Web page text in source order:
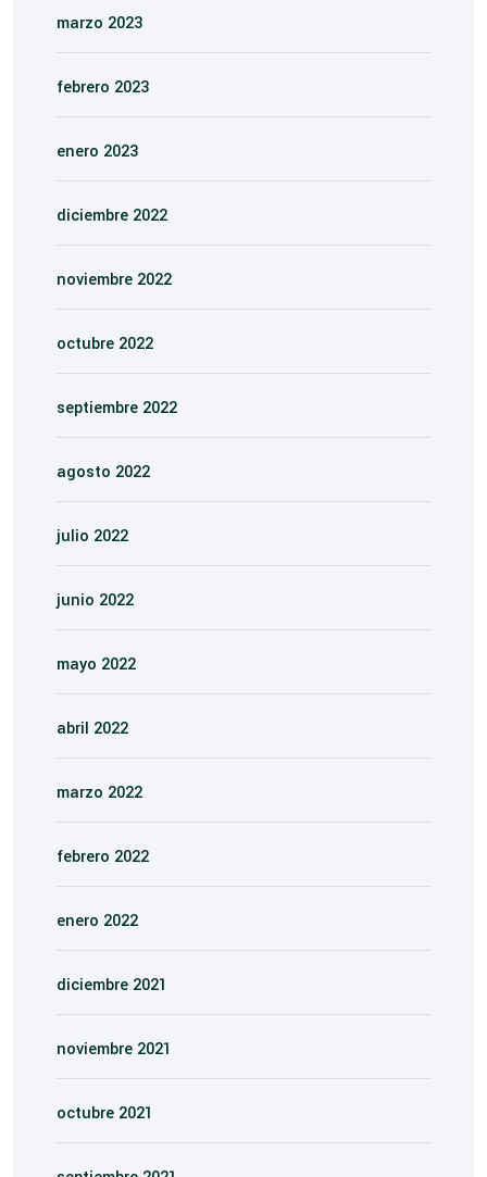
marzo 2023
febrero 2023
enero 2023
diciembre 2022
noviembre 2022
octubre 2022
septiembre 2022
agosto 2022
julio 2022
junio 2022
mayo 2022
abril 2022
marzo 2022
febrero 2022
enero 2022
diciembre 2021
noviembre 2021
octubre 2021